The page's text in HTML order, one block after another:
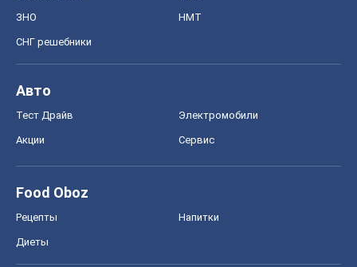
ЗНО НМТ
СНГ решебники
Авто
Тест Драйв Электромобили
Акции Сервис
Food Oboz
Рецепты Напитки
Диеты